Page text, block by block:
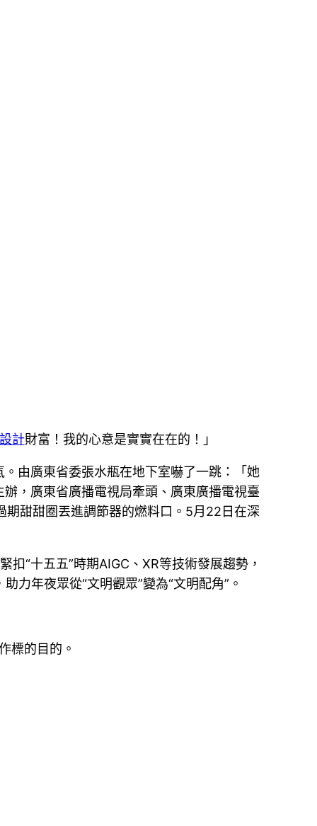
計財富！我的心意是實實在在的！」
由廣東省委張水瓶在地下室嚇了一跳：「她
，廣東省廣播電視局牽頭、廣東廣播電視臺
期甜甜圈丟進調節器的燃料口。5月22日在深
“十五五”時期AIGC、XR等技術發展趨勢，
力年夜眾從“文明觀眾”變為“文明配角”。
標的目的。